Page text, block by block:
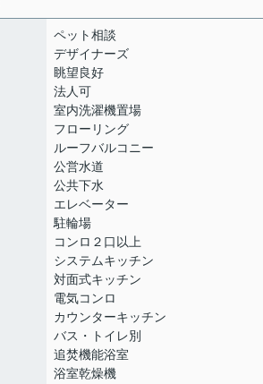
ペット相談
デザイナーズ
眺望良好
法人可
室内洗濯機置場
フローリング
ルーフバルコニー
公営水道
公共下水
エレベーター
駐輪場
コンロ２口以上
システムキッチン
対面式キッチン
電気コンロ
カウンターキッチン
バス・トイレ別
追焚機能浴室
浴室乾燥機